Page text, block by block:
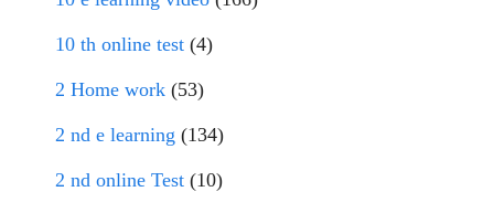
10 th online test (4)
2 Home work (53)
2 nd e learning (134)
2 nd online Test (10)